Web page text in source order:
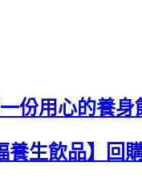
份用心的養
生飲品】回